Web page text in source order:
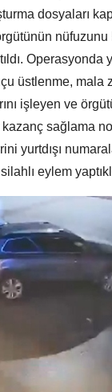
dosyaları
nüfuzunu
Operasyonda
üstlenme, mala
işleyen ve
sağlama
yurtdışı
eylem